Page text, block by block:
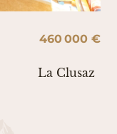
460 000 €
La Clusaz